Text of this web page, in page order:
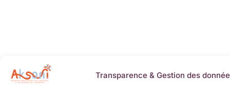
Transparence & Gestion des